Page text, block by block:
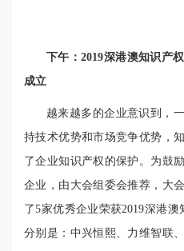
下午：2019深港澳知识产
成立
越来越多的企业意识到，
持技术优势和市场竞争优势，
了企业知识产权的保护。为鼓
企业，由大会组委会推荐，大
了5家优秀企业荣获2019深港
分别是：中兴恒熙、力维智联